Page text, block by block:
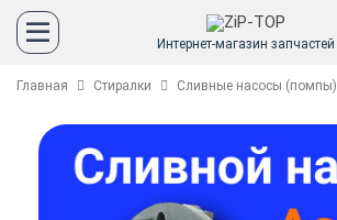
Интернет-магазин запчастей
Главная Стиралки Сливные насосы (помпы)